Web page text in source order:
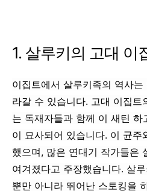
1. 살루키의 고대 이
이집트에서 살루키족의 역사
라갈 수 있습니다. 고대 이집트
는 독재자들과 함께 이 새틴 하
이 묘사되어 있습니다. 이 균주
했으며, 많은 연대기 작가들은
여겨졌다고 주장했습니다. 살
뿐만 아니라 뛰어난 스토킹을